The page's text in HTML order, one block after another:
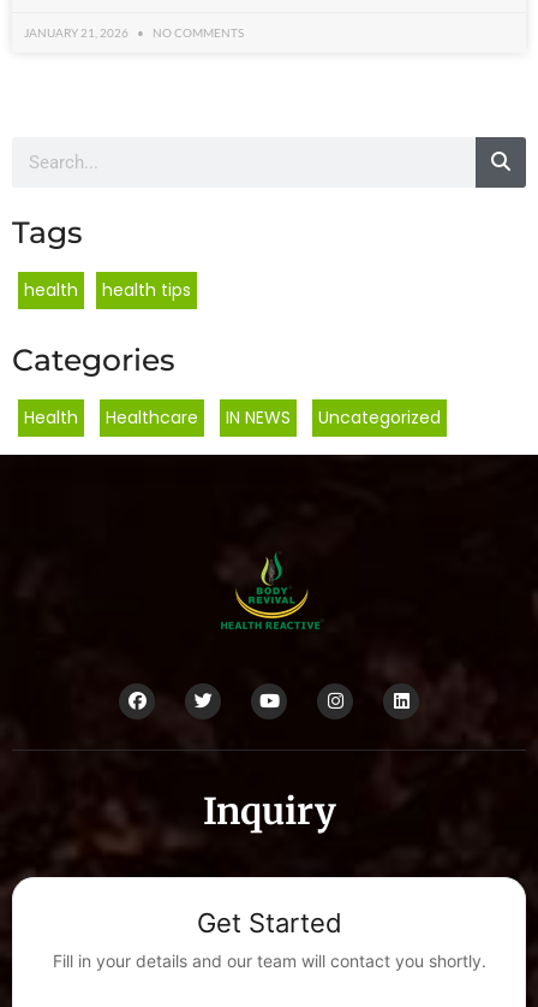
JANUARY 21, 2026 NO COMMENTS
Tags
health health tips
Categories
Health Healthcare IN NEWS Uncategorized
Inquiry
Get Started
Fill in your details and our team will contact you shortly.